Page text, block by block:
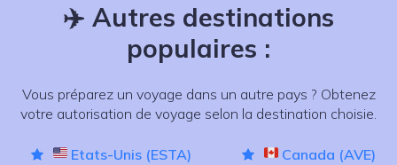
✈️ Autres destinations
populaires :
Vous préparez un voyage dans un autre pays ? Obtenez
votre autorisation de voyage selon la destination choisie.
Etats-Unis (ESTA) Canada (AVE)